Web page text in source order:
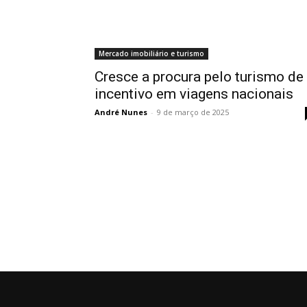
Mercado imobiliário e turismo
Cresce a procura pelo turismo de
incentivo em viagens nacionais
André Nunes - 9 de março de 2025